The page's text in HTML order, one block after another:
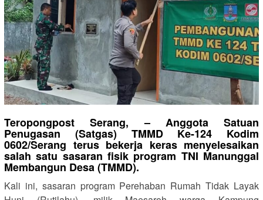
Teropongpost Serang, – Anggota Satuan
Penugasan (Satgas) TMMD Ke-124 Kodim
0602/Serang terus bekerja keras menyelesaikan
salah satu sasaran fisik program TNI Manunggal
Membangun Desa (TMMD).
Kali ini, sasaran program Perehaban Rumah Tidak Layak